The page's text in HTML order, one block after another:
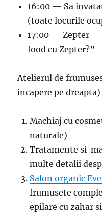
16:00 — Sa
(toate locurile
17:00 — Zepter —
food cu Zepter?”
Atelierul de
incapere pe dreapta)
Machiaj cu
naturale)
Tratamente si
multe detalii
Salon organic
frumusete
epilare cu zahar